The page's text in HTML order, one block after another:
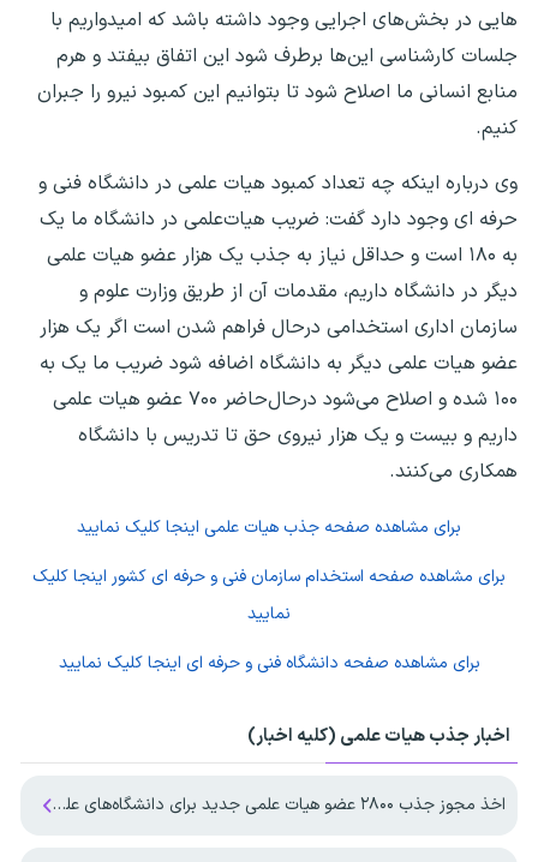
هایی در بخش‌های اجرایی وجود داشته باشد که امیدواریم با
جلسات کارشناسی این‌ها برطرف شود این اتفاق بیفتد و هرم
منابع انسانی ما اصلاح شود تا بتوانیم این کمبود نیرو را جبران
کنیم.
وی درباره اینکه چه تعداد کمبود هیات علمی در دانشگاه فنی و
حرفه ای وجود دارد گفت: ضریب هیات‌علمی در دانشگاه ما یک
به ۱۸۰ است و حداقل نیاز به جذب یک هزار عضو هیات علمی
دیگر در دانشگاه داریم، مقدمات آن از طریق وزارت علوم و
سازمان اداری استخدامی درحال فراهم شدن است اگر یک هزار
عضو هیات علمی دیگر به دانشگاه اضافه شود ضریب ما یک به
۱۰۰ شده و اصلاح می‌شود درحال‌حاضر ۷۰۰ عضو هیات علمی
داریم و بیست و یک هزار نیروی حق تا تدریس با دانشگاه
همکاری می‌کنند.
برای مشاهده صفحه جذب هیات علمی اینجا کلیک نمایید
برای مشاهده صفحه استخدام سازمان فنی و حرفه ای کشور اینجا کلیک
نمایید
برای مشاهده صفحه دانشگاه فنی و حرفه ای اینجا کلیک نمایید
اخبار جذب هیات علمی (کلیه اخبار)
اخذ مجوز جذب ۲۸۰۰ عضو هیات علمی جدید برای دانشگاه‌های علوم پزشکی